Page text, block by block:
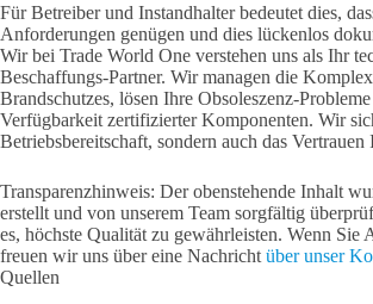
Für Betreiber und Instandhalter bedeutet dies,
Anforderungen genügen und dies lückenlos
Wir bei Trade World One verstehen uns als Ihr
Beschaffungs-Partner. Wir managen die
Brandschutzes, lösen Ihre Obsoleszenz-
Verfügbarkeit zertifizierter Komponenten. Wir
Betriebsbereitschaft, sondern auch das Vertrauen
Transparenzhinweis: Der obenstehende Inhalt
erstellt und von unserem Team sorgfältig
es, höchste Qualität zu gewährleisten. Wenn Sie
freuen wir uns über eine Nachricht über unser
Quellen